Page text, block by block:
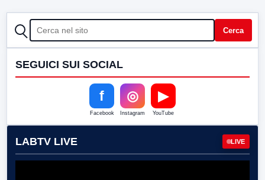
CERCA Cerca
SEGUICI SUI SOCIAL
f
Facebook
◎
Instagram
▶
YouTube
LABTV LIVE LIVE